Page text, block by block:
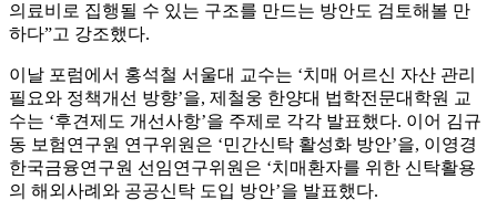
의료비로 집행될 수 있는 구조를 만드는 방안도 검토해볼 만
하다”고 강조했다.
이날 포럼에서 홍석철 서울대 교수는 ‘치매 어르신 자산 관리
필요와 정책개선 방향’을, 제철웅 한양대 법학전문대학원 교
수는 ‘후견제도 개선사항’을 주제로 각각 발표했다. 이어 김규
동 보험연구원 연구위원은 ‘민간신탁 활성화 방안’을, 이영경
한국금융연구원 선임연구위원은 ‘치매환자를 위한 신탁활용
의 해외사례와 공공신탁 도입 방안’을 발표했다.